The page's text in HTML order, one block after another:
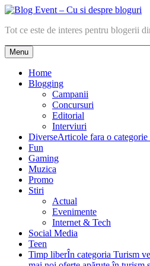
Skip
content
Blog Event – Cu si despre bloguri
Tot ce este de interes pentru blogerii
Menu
Home
Blogging
Campanii
Concursuri
Editorial
Interviuri
DiverseArticole fara o
Fun
Gaming
Muzica
Promo
Stiri
Actual
Evenimente
Internet & Tech
Social Media
Teen
Timp liberÎn categoria Turism